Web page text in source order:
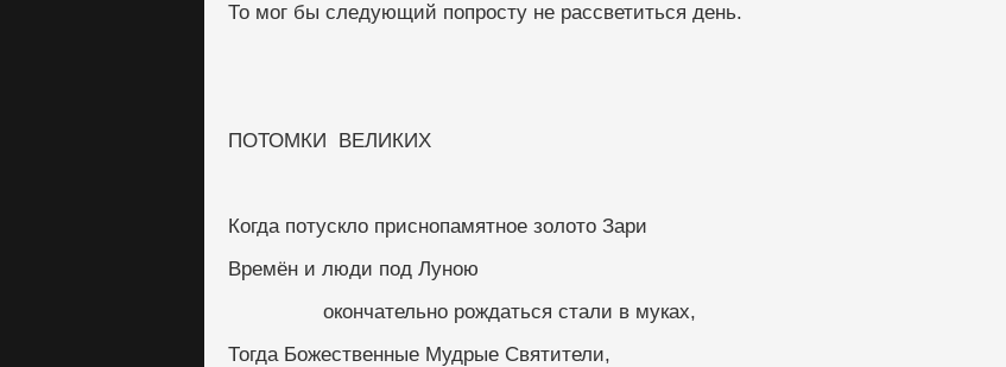
То мог бы следующий попросту не рассветиться день.
ПОТОМКИ  ВЕЛИКИХ
Когда потускло приснопамятное золото Зари
Времён и люди под Луною
                окончательно рождаться стали в муках,
Тогда Божественные Мудрые Святители,